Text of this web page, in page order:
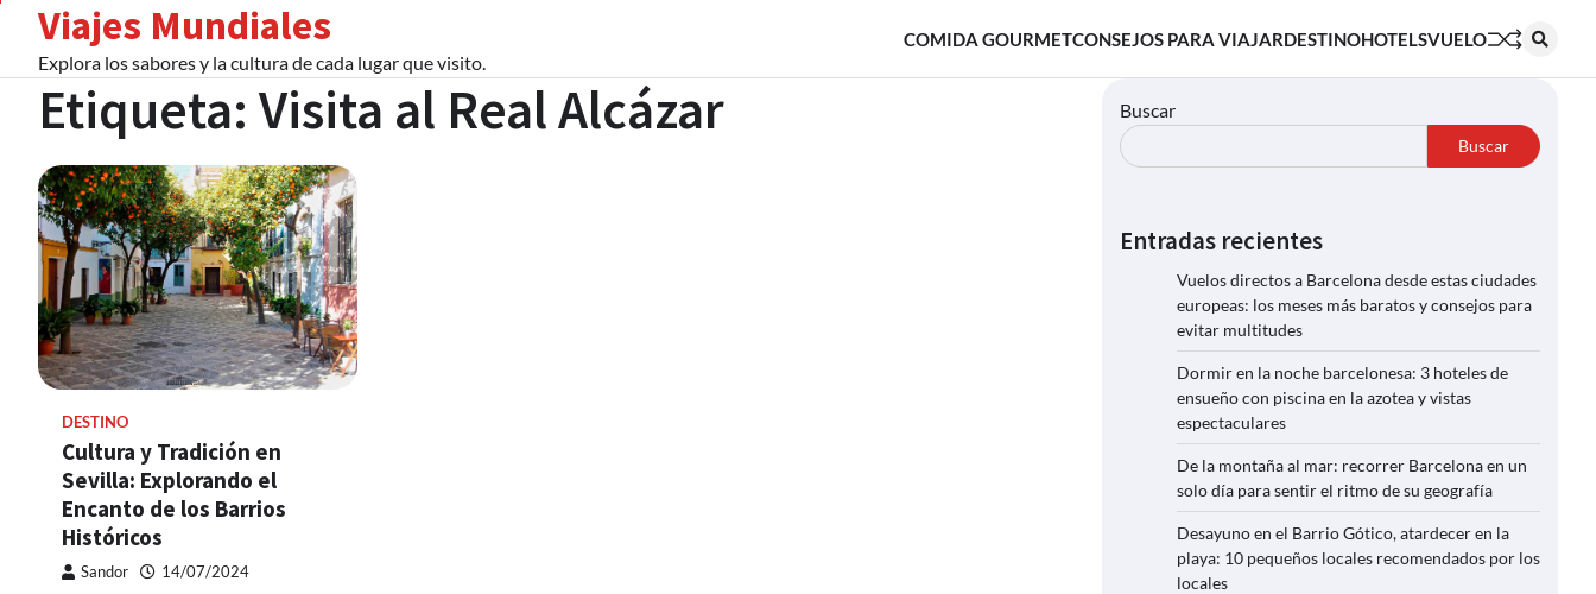
content
Viajes Mundiales
Explora los sabores y la cultura de cada lugar que visito.
COMIDA GOURMETCONSEJOS PARA VIAJARDESTINOHOTELSVUELO
Etiqueta: Visita al Real Alcázar
DESTINO
Cultura y Tradición en
Sevilla: Explorando el
Encanto de los Barrios
Históricos
Sandor 14/07/2024
Buscar
Buscar
Entradas recientes
Vuelos directos a Barcelona desde estas ciudades
europeas: los meses más baratos y consejos para
evitar multitudes
Dormir en la noche barcelonesa: 3 hoteles de
ensueño con piscina en la azotea y vistas
espectaculares
De la montaña al mar: recorrer Barcelona en un
solo día para sentir el ritmo de su geografía
Desayuno en el Barrio Gótico, atardecer en la
playa: 10 pequeños locales recomendados por los
locales